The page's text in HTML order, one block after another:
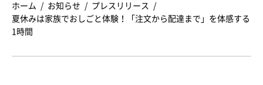
ホーム お知らせ
プレスリリース
夏休みは家族でおしごと体験！「注文から配達まで」を体感する
1時間